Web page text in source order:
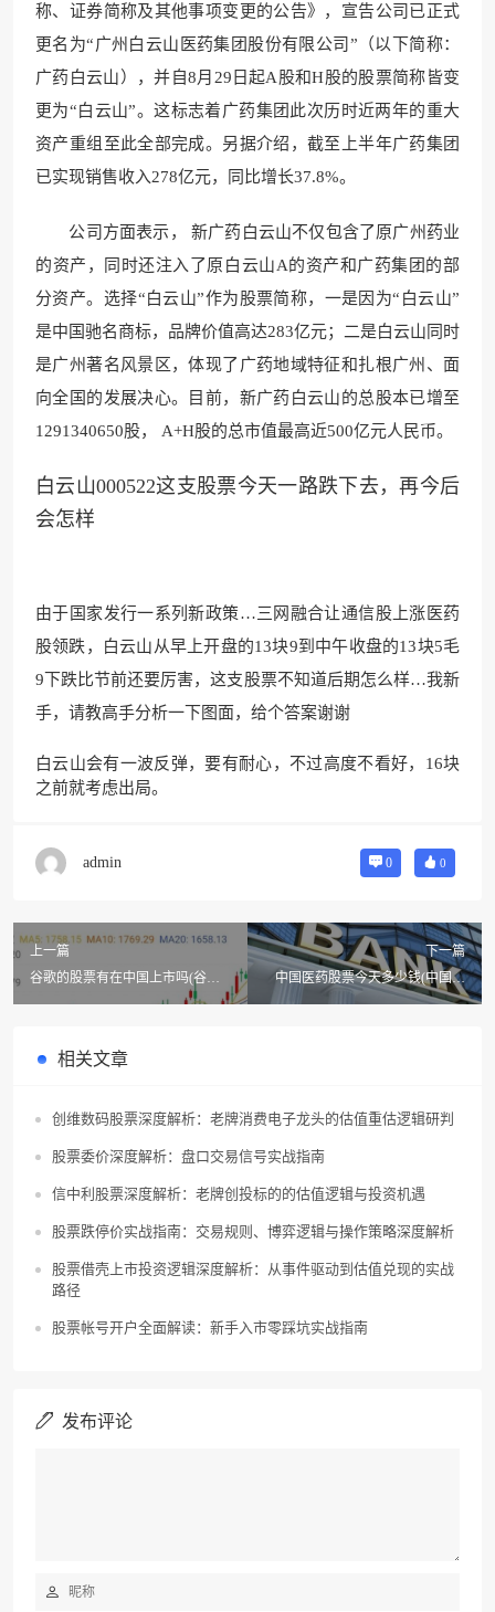
称、证券简称及其他事项变更的公告》，宣告公司已正式
更名为“广州白云山医药集团股份有限公司”（以下简称：
广药白云山），并自8月29日起A股和H股的股票简称皆变
更为“白云山”。这标志着广药集团此次历时近两年的重大
资产重组至此全部完成。另据介绍，截至上半年广药集团
已实现销售收入278亿元，同比增长37.8%。
公司方面表示， 新广药白云山不仅包含了原广州药业
的资产，同时还注入了原白云山A的资产和广药集团的部
分资产。选择“白云山”作为股票简称，一是因为“白云山”
是中国驰名商标，品牌价值高达283亿元；二是白云山同时
是广州著名风景区，体现了广药地域特征和扎根广州、面
向全国的发展决心。目前，新广药白云山的总股本已增至
1291340650股， A+H股的总市值最高近500亿元人民币。
白云山000522这支股票今天一路跌下去，再今后
会怎样
由于国家发行一系列新政策…三网融合让通信股上涨医药
股领跌，白云山从早上开盘的13块9到中午收盘的13块5毛
9下跌比节前还要厉害，这支股票不知道后期怎么样…我新
手，请教高手分析一下图面，给个答案谢谢
白云山会有一波反弹，要有耐心，不过高度不看好，16块
之前就考虑出局。
admin 0 0
上一篇
谷歌的股票有在中国上市吗(谷歌
下一篇
中国医药股票今天多少钱(中国医
药股票都有哪些?)
相关文章
创维数码股票深度解析：老牌消费电子龙头的估值重估逻辑研判
股票委价深度解析：盘口交易信号实战指南
信中利股票深度解析：老牌创投标的的估值逻辑与投资机遇
股票跌停价实战指南：交易规则、博弈逻辑与操作策略深度解析
股票借壳上市投资逻辑深度解析：从事件驱动到估值兑现的实战
路径
股票帐号开户全面解读：新手入市零踩坑实战指南
发布评论